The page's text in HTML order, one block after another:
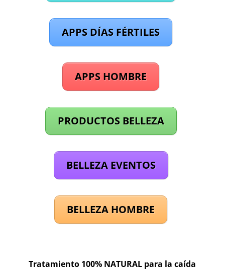
APPS DÍAS FÉRTILES
APPS HOMBRE
PRODUCTOS BELLEZA
BELLEZA EVENTOS
BELLEZA HOMBRE
Tratamiento 100% NATURAL para la caída